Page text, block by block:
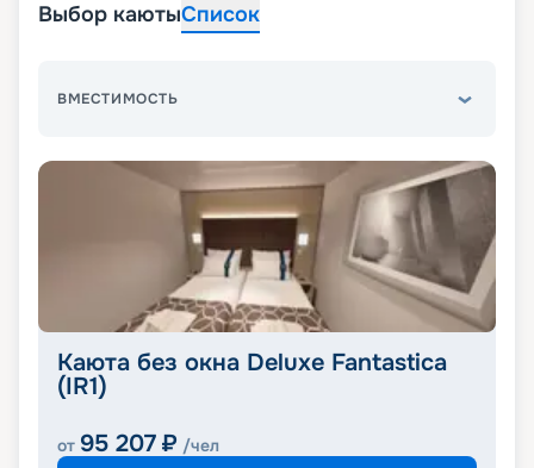
Выбор каютыСписок
ВМЕСТИМОСТЬ
Каюта без окна Deluxe Fantastica
(IR1)
от 95 207 ₽ /чел